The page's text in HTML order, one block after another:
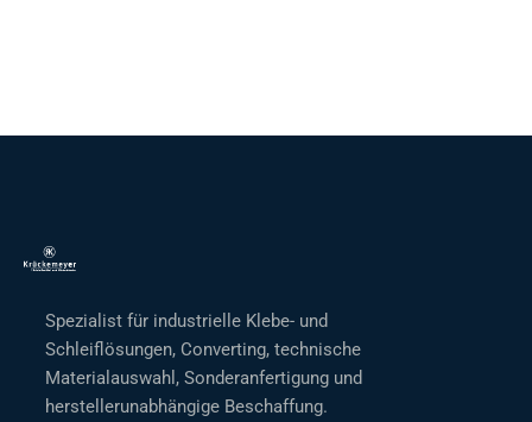
Spezialist für industrielle Klebe- und
Schleiflösungen, Converting, technische
Materialauswahl, Sonderanfertigung und
herstellerunabhängige Beschaffung.